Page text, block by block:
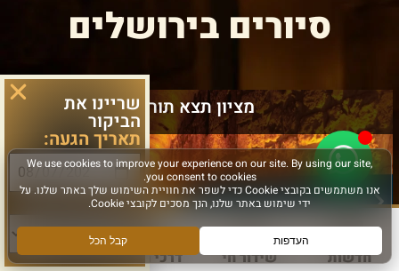
סיורים בירושלים
מציון תצא תורה
חדשות שידור חי דרכי הגעה עוד
שריינו את
הביקור
תאריך הגעה:
סוג פעילות: